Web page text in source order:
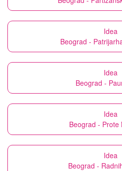
Idea
Beograd -
Idea
Beograd -
Idea
Beograd - Prote
Idea
Beograd -